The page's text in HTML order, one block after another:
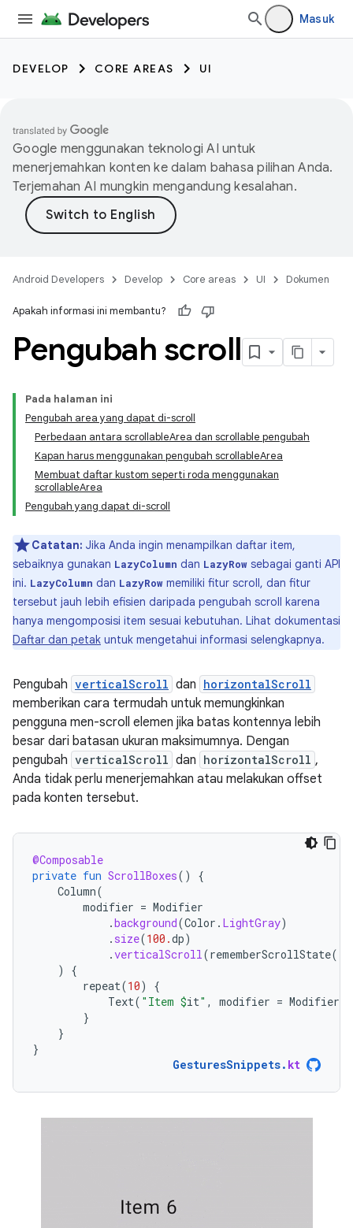
Masuk
DEVELOP CORE AREAS UI
Google menggunakan teknologi AI untuk
menerjemahkan konten ke dalam bahasa pilihan Anda.
Terjemahan AI mungkin mengandung kesalahan.
Android Developers Develop Core areas UI Dokumen
Apakah informasi ini membantu?
Pengubah scroll
Pada halaman ini
Pengubah area yang dapat di-scroll
Perbedaan antara scrollableArea dan scrollable pengubah
Kapan harus menggunakan pengubah scrollableArea
Membuat daftar kustom seperti roda menggunakan
scrollableArea
Pengubah yang dapat di-scroll
Catatan: Jika Anda ingin menampilkan daftar item,
sebaiknya gunakan LazyColumn dan LazyRow sebagai ganti API
ini. LazyColumn dan LazyRow memiliki fitur scroll, dan fitur
tersebut jauh lebih efisien daripada pengubah scroll karena
hanya mengomposisi item sesuai kebutuhan. Lihat dokumentasi
Daftar dan petak untuk mengetahui informasi selengkapnya.
Pengubah verticalScroll dan horizontalScroll
memberikan cara termudah untuk memungkinkan
pengguna men-scroll elemen jika batas kontennya lebih
besar dari batasan ukuran maksimumnya. Dengan
pengubah verticalScroll dan horizontalScroll ,
Anda tidak perlu menerjemahkan atau melakukan offset
pada konten tersebut.
@Composable
private fun ScrollBoxes()
{
Column(
modifier = Modifier
.background(Color . LightGray)
. size(100.dp)
.verticalScroll(rememberScrollState())
)
{
repeat(10)
{
Text( "Item $it" , modifier = Modifier
}
}
}
GesturesSnippets. kt